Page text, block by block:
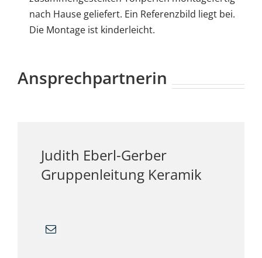
nach Hause geliefert. Ein Referenzbild liegt bei.
Die Montage ist kinderleicht.
Ansprechpartnerin
Judith Eberl-Gerber
Gruppenleitung Keramik